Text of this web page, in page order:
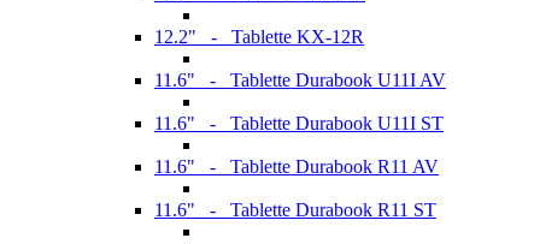
12.2" - Tablette KX-12R
11.6" - Tablette Durabook U11I AV
11.6" - Tablette Durabook U11I ST
11.6" - Tablette Durabook R11 AV
11.6" - Tablette Durabook R11 ST